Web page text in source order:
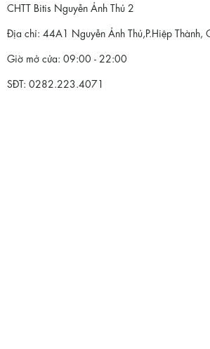
CHTT Bitis Nguyễn Ảnh Thủ 2
Địa chỉ: 44A1 Nguyễn Ảnh Thủ,P.Hiệp Thành,
Giờ mở cửa: 09:00 - 22:00
SĐT: 0282.223.4071